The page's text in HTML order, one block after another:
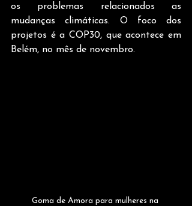
os problemas relacionados as
mudanças climáticas. O foco dos
projetos é a COP30, que acontece em
Belém, no mês de novembro.
Goma de Amora para mulheres na